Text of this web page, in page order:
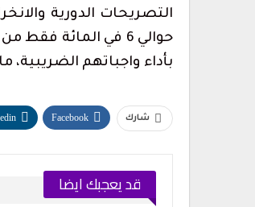
التصريحات الدورية
بأداء واجباتهم
شارك Facebook
قد يعجبك ايضا